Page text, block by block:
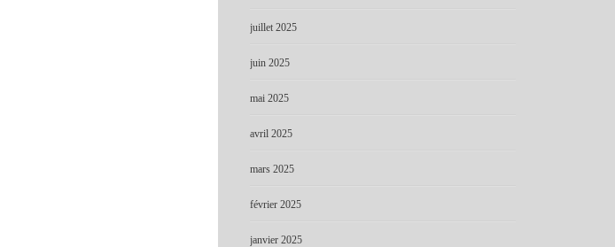
juillet 2025
juin 2025
mai 2025
avril 2025
mars 2025
février 2025
janvier 2025